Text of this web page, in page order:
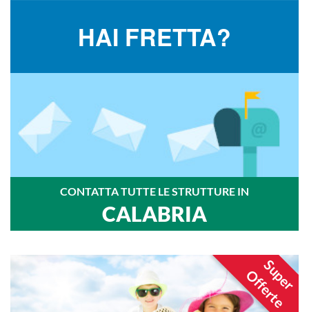
HAI FRETTA?
CONTATTA TUTTE LE STRUTTURE IN
CALABRIA
Super
Offerte